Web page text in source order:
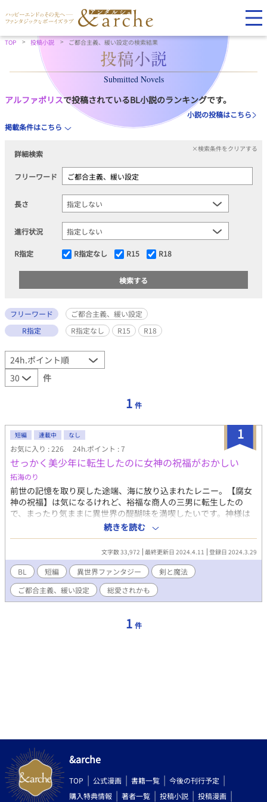
TOP 投稿小説 ご都合主義、緩い設定の検索結果
Submitted Novels
アルファポリスで投稿されているBL小説のランキングです。
小説の投稿はこちら
掲載条件はこちら
詳細検索
×検索条件をクリアする
フリーワード
長さ
進行状況
R指定 R指定なし R15 R18
フリーワード
ご都合主義、緩い設定
R指定
R指定なし R15 R18
件
1 件
1
短編 連載中 なし
お気に入り : 226 24h.ポイント : 7
せっかく美少年に転生したのに女神の祝福がおかしい
拓海のり
前世の記憶を取り戻した途端、海に放り込まれたレニー。【腐女
神の祝福】は気になるけれど、裕福な商人の三男に転生したの
で、まったり気ままに異世界の醍醐味を満喫したいです。神様は
出て来ません。ご都合主義、ゆるふわ設定。 途中までしか書いて
いないので、一話のみ三万字位の短編になります。 他サイトにも
続きを読む
文字数 33,972 最終更新日 2024.4.11 登録日 2024.3.29
BL 短編 異世界ファンタジー
剣と魔法
ご都合主義、緩い設定
総愛されかも
1 件
&arche
TOP 公式漫画 書籍一覧
今後の刊行予定
購入特典情報
著者一覧 投稿小説 投稿漫画